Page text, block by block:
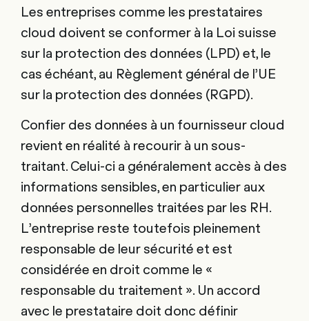
Les entreprises comme les prestataires
cloud doivent se conformer à la Loi suisse
sur la protection des données (LPD) et, le
cas échéant, au Règlement général de l’UE
sur la protection des données (RGPD).
Confier des données à un fournisseur cloud
revient en réalité à recourir à un sous-
traitant. Celui-ci a généralement accès à des
informations sensibles, en particulier aux
données personnelles traitées par les RH.
L’entreprise reste toutefois pleinement
responsable de leur sécurité et est
considérée en droit comme le «
responsable du traitement ». Un accord
avec le prestataire doit donc définir